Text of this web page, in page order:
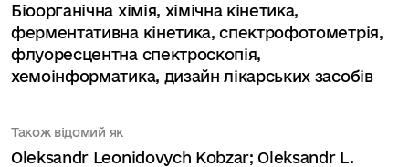
Біоорганічна хімія, хімічна кінетика,
ферментативна кінетика, спектрофотометрія,
флуоресцентна спектроскопія,
хемоінформатика, дизайн лікарських засобів
Також відомий як
Oleksandr Leonidovych Kobzar; Oleksandr L.